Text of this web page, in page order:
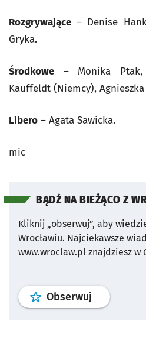
Rozgrywające – Denise
Gryka.
Środkowe – Monika Ptak,
Kauffeldt (Niemcy),
Libero – Agata Sawicka.
mic
BĄDŹ NA BIEŻĄCO Z
Kliknij „obserwuj”, aby
Wrocławiu. Najciekawsze
www.wroclaw.pl znajdziesz w
Obserwuj profil